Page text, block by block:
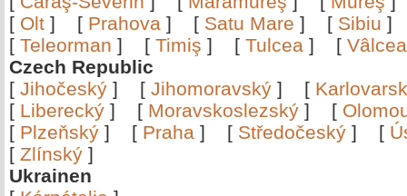
[ Olt ] [ Prahova ] [ Satu Mare ] [ Sibiu
[ Teleorman ] [ Timiş ] [ Tulcea ] [
Czech Republic
[ Jihočeský ] [ Jihomoravský ] [
[ Liberecký ] [ Moravskoslezský ] [
[ Plzeňský ] [ Praha ] [ Středočeský ] [
[ Zlínský ]
Ukrainen